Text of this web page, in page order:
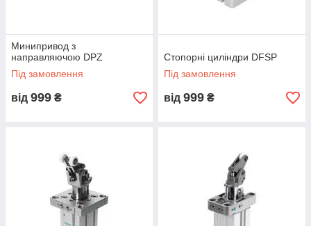
Минипривод з
направляючою DPZ
Під замовлення
від 999 ₴
Стопорні циліндри DFSP
Під замовлення
від 999 ₴